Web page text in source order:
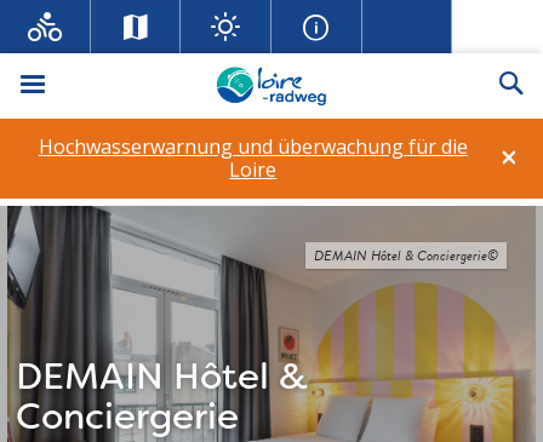
Menü
×
Hochwasserwarnung und überwachung für die
Loire
DEMAIN Hôtel &
Conciergerie
DEMAIN Hôtel & Conciergerie©